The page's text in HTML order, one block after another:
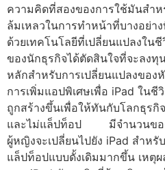
ความคิดที่สองของการใช้มันสำห
ล้มเหลวในการทำหน้าที่บางอย่
ด้วยเทคโนโลยีที่เปลี่ยนแปลงใน
ของนักธุรกิจได้ตัดสินใจที่จะลงทุ
หลักสำหรับการเปลี่ยนแปลงของ
การเพิ่มแอปพิเศษเพื่อ iPad ใน
ถูกสร้างขึ้นเพื่อให้ทันกับโลกธุ
และไม่แล็ปท็อป มีจำนวนของ
ผู้หญิงจะเปลี่ยนไปยัง iPad สำห
แล็ปท็อปแบบดั้งเดิมมากขึ้น เหตุ